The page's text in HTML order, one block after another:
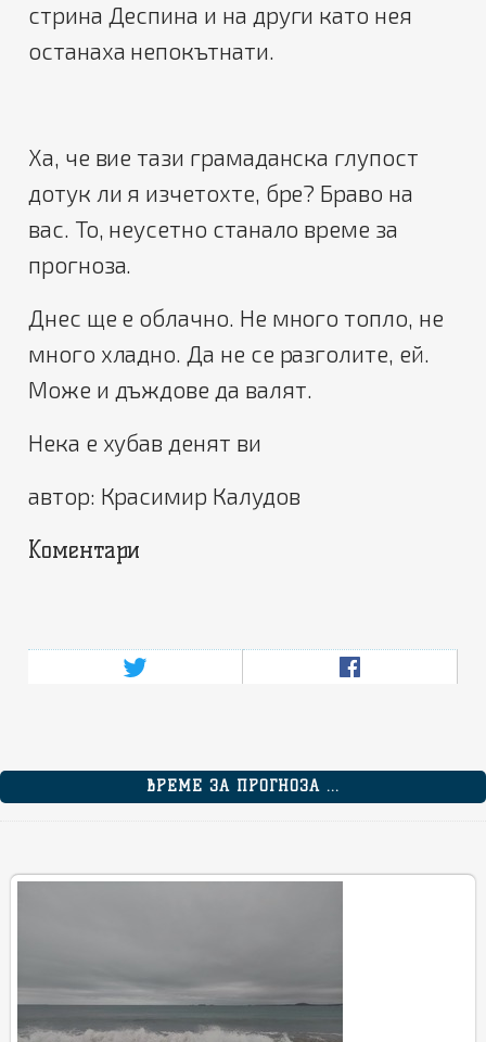
стрина Деспина и на други като нея
останаха непокътнати.
Ха, че вие тази грамаданска глупост
дотук ли я изчетохте, бре? Браво на
вас. То, неусетно станало време за
прогноза.
Днес ще е облачно. Не много топло, не
много хладно. Да не се разголите, ей.
Може и дъждове да валят.
Нека е хубав денят ви
автор: Красимир Калудов
Коментари
ВРЕМЕ ЗА ПРОГНОЗА ...